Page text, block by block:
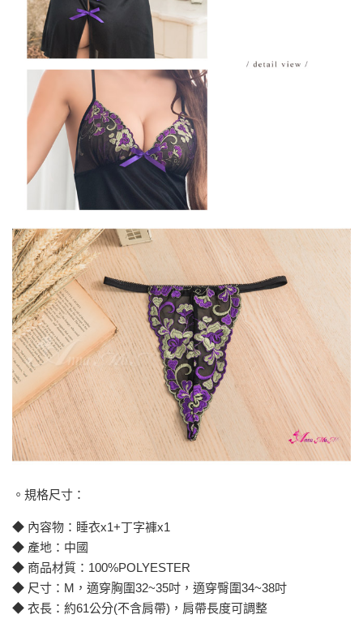
。規格尺寸：
◆ 內容物：睡衣x1+丁字褲x1
◆ 產地：中國
◆ 商品材質：100%POLYESTER
◆ 尺寸：M，適穿胸圍32~35吋，適穿臀圍34~38吋
◆ 衣長：約61公分(不含肩帶)，肩帶長度可調整